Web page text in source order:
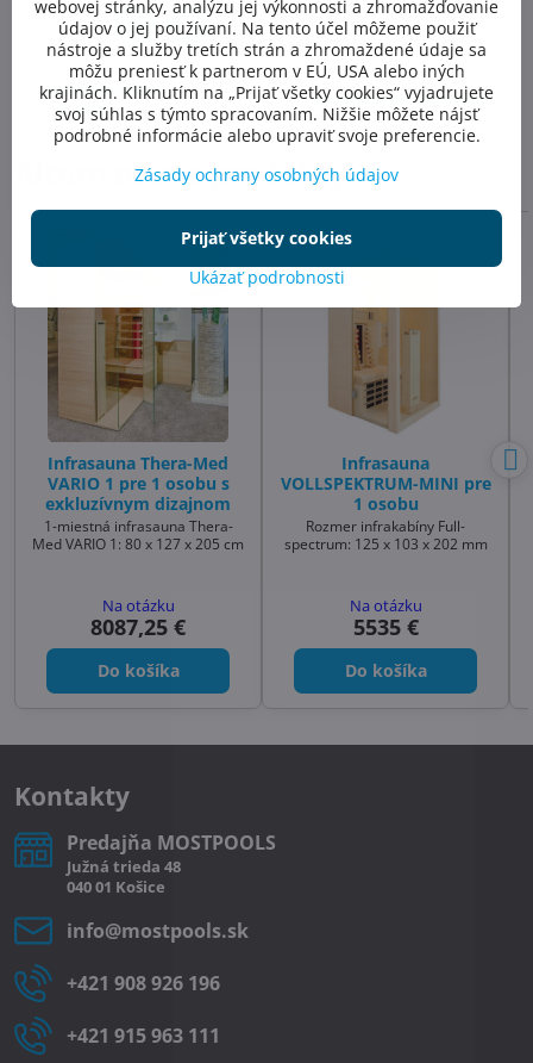
FacebookTwitterBlueskyPinterestRedditLinkedInWhatsApp
E-
mail
Predchádzajúci
produkt
Nasledujúci produkt
Alternatívne produkty
Infrasauna Thera-Med
VARIO 1 pre 1 osobu s
exkluzívnym dizajnom
1-miestná infrasauna Thera-
Med VARIO 1: 80 x 127 x 205 cm
Na otázku
8087,25 €
Do košíka
Infrasauna
VOLLSPEKTRUM-MINI pre
1 osobu
Rozmer infrakabíny Full-
spectrum: 125 x 103 x 202 mm
Na otázku
5535 €
Do košíka
Kontakty
Predajňa MOSTPOOLS
Južná trieda 48
040 01 Košice
info​@mostpools​.sk
+421 908 926 196
+421 915 963 111
webovej stránky, analýzu jej výkonnosti a zhromažďovanie
údajov o jej používaní. Na tento účel môžeme použiť
nástroje a služby tretích strán a zhromaždené údaje sa
môžu preniesť k partnerom v EÚ, USA alebo iných
krajinách. Kliknutím na „Prijať všetky cookies“ vyjadrujete
svoj súhlas s týmto spracovaním. Nižšie môžete nájsť
podrobné informácie alebo upraviť svoje preferencie.
Zásady ochrany osobných údajov
Ukázať podrobnosti
Prijať všetky cookies